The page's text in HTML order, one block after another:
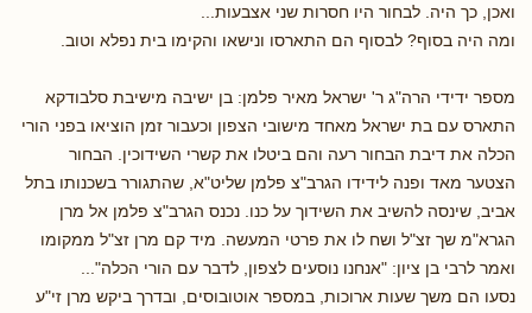
ואכן, כך היה. לבחור היו חסרות שני אצבעות...
ומה היה בסוף? לבסוף הם התארסו ונישאו והקימו בית נפלא וטוב.
מספר ידידי הרה"ג ר' ישראל מאיר פלמן: בן ישיבה מישיבת סלבודקא
התארס עם בת ישראל מאחד מישובי הצפון וכעבור זמן הוציאו בפני הורי
הכלה את דיבת הבחור רעה והם ביטלו את קשרי השידוכין. הבחור
הצטער מאד ופנה לידידו הגרב"צ פלמן שליט"א, שהתגורר בשכנותו בתל
אביב, שינסה להשיב את השידוך על כנו. נכנס הגרב"צ פלמן אל מרן
הגרא"מ שך זצ"ל ושח לו את פרטי המעשה. מיד קם מרן זצ"ל ממקומו
ואמר לרבי בן ציון: "אנחנו נוסעים לצפון, לדבר עם הורי הכלה"...
נסעו הם משך שעות ארוכות, במספר אוטובוסים, ובדרך ביקש מרן זי"ע